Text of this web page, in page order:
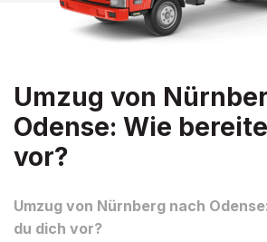
Umzug von
Odense: Wie
vor?
Umzug von Nürnberg nach
du dich vor?